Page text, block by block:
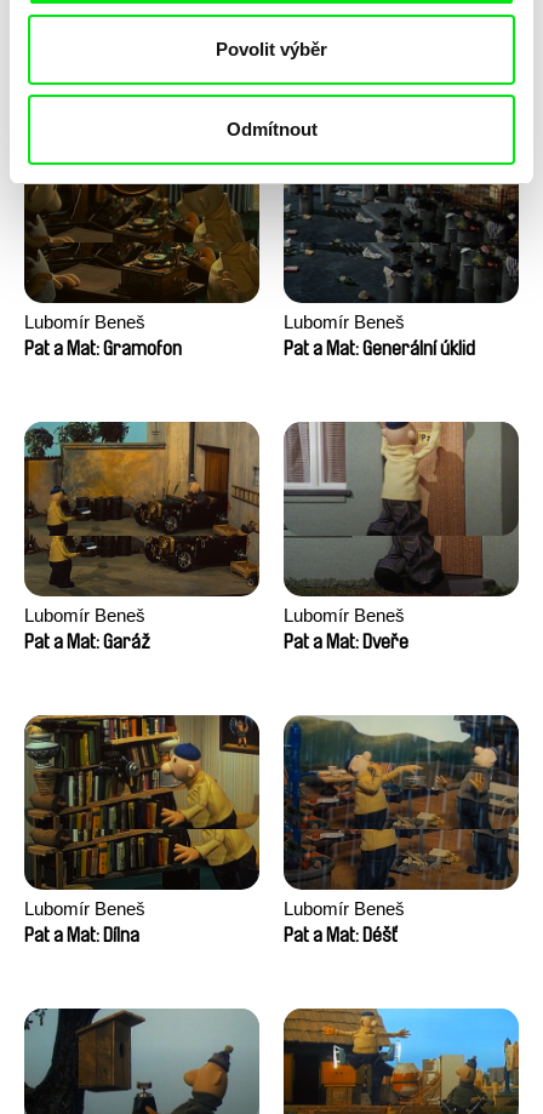
Povolit výběr
Odmítnout
Pat a Mat: Houpací křeslo
Pat a Mat: Gril
Lubomír Beneš
Pat a Mat: Gramofon
Lubomír Beneš
Pat a Mat: Generální úklid
Lubomír Beneš
Pat a Mat: Garáž
Lubomír Beneš
Pat a Mat: Dveře
Lubomír Beneš
Pat a Mat: Dílna
Lubomír Beneš
Pat a Mat: Déšť